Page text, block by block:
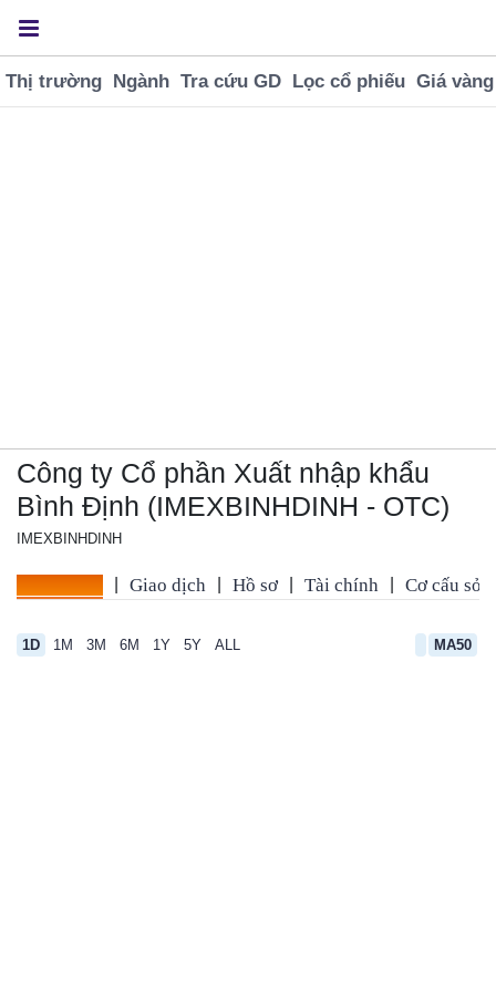
Thị trường Ngành Tra cứu GD Lọc cổ phiếu Giá vàng
Công ty Cổ phần Xuất nhập khẩu
Bình Định (IMEXBINHDINH - OTC)
IMEXBINHDINH
Giao dịch Hồ sơ Tài chính Cơ cấu sở
1D 1M 3M 6M 1Y 5Y ALL MA50